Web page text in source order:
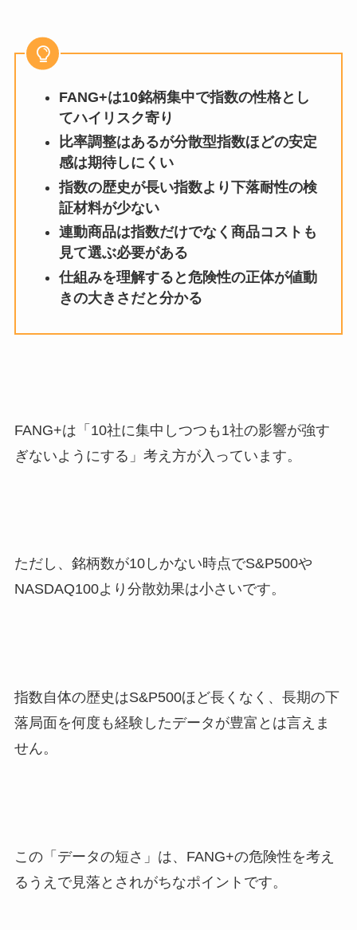
FANG+は10銘柄集中で指数の性格とし
てハイリスク寄り
比率調整はあるが分散型指数ほどの安定
感は期待しにくい
指数の歴史が長い指数より下落耐性の検
証材料が少ない
連動商品は指数だけでなく商品コストも
見て選ぶ必要がある
仕組みを理解すると危険性の正体が値動
きの大きさだと分かる
FANG+は「10社に集中しつつも1社の影響が強す
ぎないようにする」考え方が入っています。
ただし、銘柄数が10しかない時点でS&P500や
NASDAQ100より分散効果は小さいです。
指数自体の歴史はS&P500ほど長くなく、長期の下
落局面を何度も経験したデータが豊富とは言えま
せん。
この「データの短さ」は、FANG+の危険性を考え
るうえで見落とされがちなポイントです。